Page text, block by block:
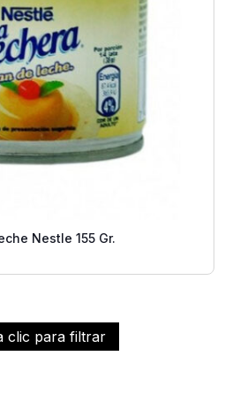
clic para filtrar
Nestle 155 Gr.